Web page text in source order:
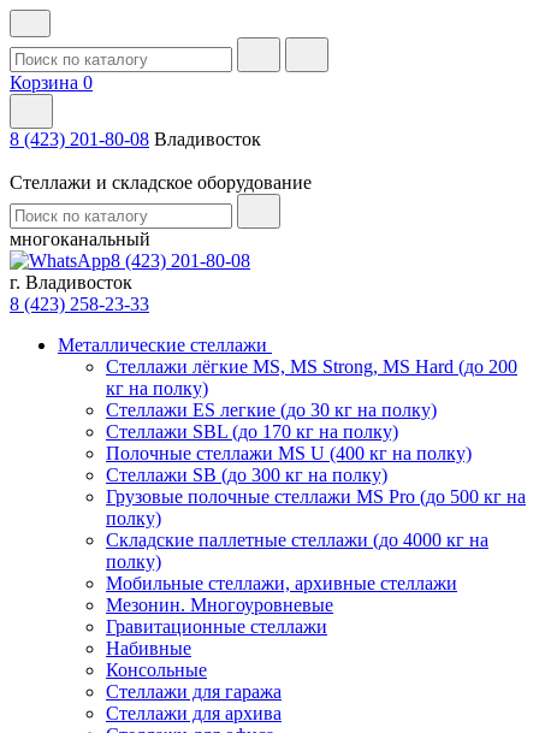
Корзина 0
8 (423) 201-80-08 Владивосток
Стеллажи и складское оборудование
многоканальный
8 (423) 201-80-08
г. Владивосток
8 (423) 258-23-33
Металлические стеллажи
Стеллажи лёгкие MS, MS Strong, MS Hard (до 200
кг на полку)
Стеллажи ES легкие (до 30 кг на полку)
Стеллажи SBL (до 170 кг на полку)
Полочные стеллажи MS U (400 кг на полку)
Стеллажи SB (до 300 кг на полку)
Грузовые полочные стеллажи MS Pro (до 500 кг на
полку)
Складские паллетные стеллажи (до 4000 кг на
полку)
Мобильные стеллажи, архивные стеллажи
Мезонин. Многоуровневые
Гравитационные стеллажи
Набивные
Консольные
Стеллажи для гаража
Стеллажи для архива